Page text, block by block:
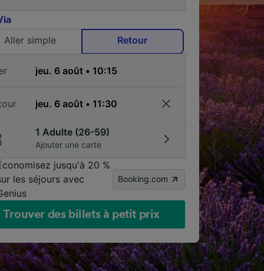
Aller simple
Retour
1 Adulte (26-59)
Ajouter une carte
jusqu'à 20 %
les séjours avec
Booking.com
Trouver des billets à petit prix